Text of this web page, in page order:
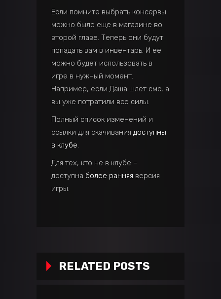
Если помните выбрать консервы
можно было еще в магазине во
второй главе. Теперь они будут
попадать вам в инвентарь. И ее
можно будет использовать в
игре в нужный момент.
Например, если Даша шлет смс, а
вы уже потратили все силы.
Полный список изменений и
ссылки для скачивания доступны
в клубе.
Для тех, кто не в клубе –
доступна более ранняя версия
игры.
RELATED POSTS